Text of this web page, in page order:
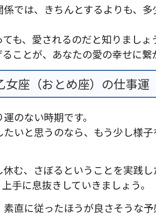
では、きちんとするよりも、
も、愛されるのだと知りまし
ことが、あなたの愛の幸せに繋
女座（おとめ座）の仕事運
のない時期です。
いと思うのなら、もう少し様
む、さぼるということを実践
手に息抜きしていきましょう。
直に従ったほうが良さそうな予